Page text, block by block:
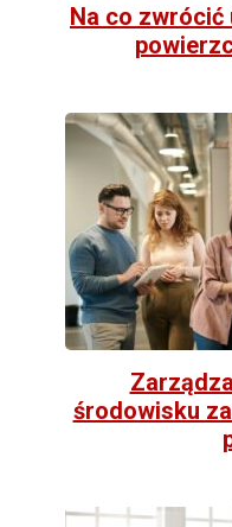
Na co zwrócić
środowisku